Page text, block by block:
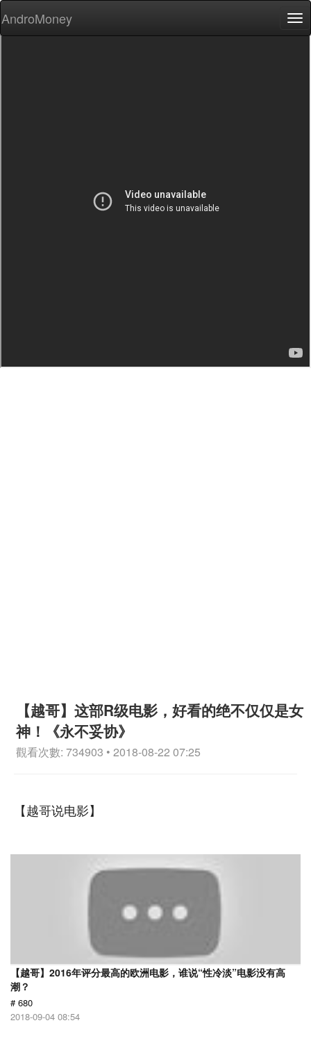
AndroMoney
【越哥】这部R级电影，好看的绝不仅仅是女
神！《永不妥协》
觀看次數: 734903 • 2018-08-22 07:25
【越哥说电影】
【越哥】2016年评分最高的欧洲电影，谁说“性冷淡”电影没有高
潮？
# 680
2018-09-04 08:54